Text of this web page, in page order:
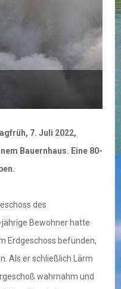
7. Juli 2022,
Bauernhaus. Eine 80-
des
Bewohner hatte
Erdgeschoss befunden,
Als er schließlich Lärm
wahrnahm und